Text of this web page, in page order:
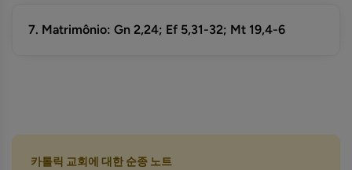
7. Matrimônio: Gn 2,24; Ef 5,31-32; Mt 19,4-6
카톨릭 교회에 대한 순종 노트